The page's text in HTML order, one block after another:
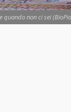
quando non ci sei